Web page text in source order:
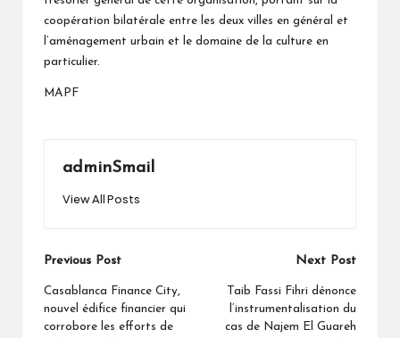
coopération bilatérale entre les deux villes en général et
l’aménagement urbain et le domaine de la culture en
particulier.
MAPF
adminSmail
View All Posts
Post
navigation
Previous Post
Casablanca Finance City,
nouvel édifice financier qui
corrobore les efforts de
Next Post
Taib Fassi Fihri dénonce
l’instrumentalisation du
cas de Najem El Guareh